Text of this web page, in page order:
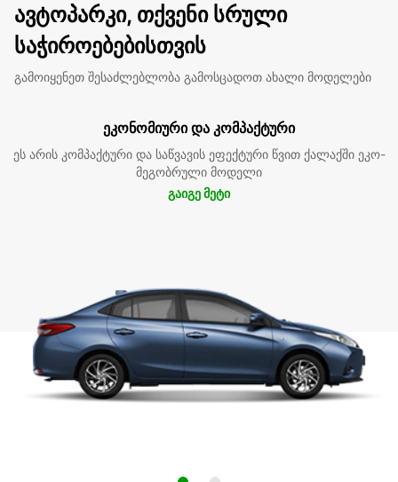
ავტოპარკი, თქვენი სრული
საჭიროებებისთვის
გამოიყენეთ შესაძლებლობა გამოსცადოთ ახალი მოდელები
ეკონომიური და კომპაქტური
ეს არის კომპაქტური და საწვავის ეფექტური წვით ქალაქში ეკო-
მეგობრული მოდელი
გაიგე მეტი